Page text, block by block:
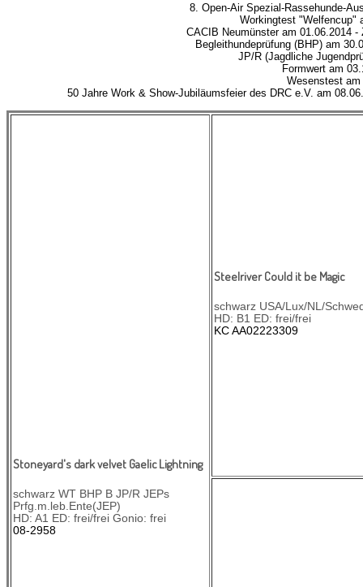
8. Open-Air Spezial-Rassehunde-
Workingtest "Welfencup"
CACIB Neumünster am 01.06.2014
Begleithundeprüfung (BHP) am
JP/R (Jagdliche
Formwert am
Wesenstest
50 Jahre Work & Show-Jubiläumsfeier des DRC e.V. am
Stoneyard's dark velvet Gaelic Lightning
schwarz WT BHP B JP/R JEPs
Prfg.m.leb.Ente(JEP)
HD: A1 ED: frei/frei Gonio: frei
08-2958
Steelriver Could it be Magic
schwarz USA/Lux/NL/
HD: B1 ED: frei/frei
KC AA02223309